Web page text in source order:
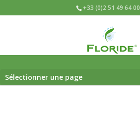
+33 (0)2 51 49 64 00
Sélectionner une page